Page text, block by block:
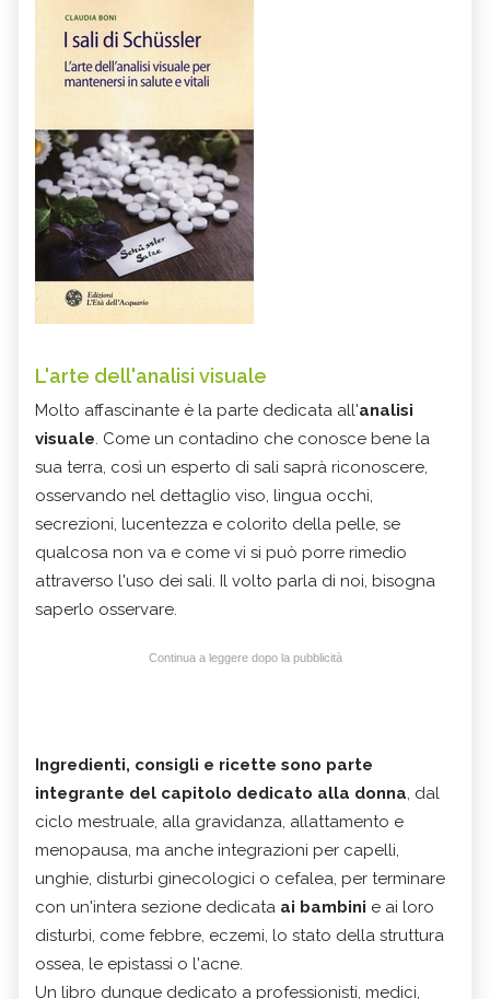
L'arte dell'analisi visuale
Molto affascinante è la parte dedicata all'analisi
visuale. Come un contadino che conosce bene la
sua terra, così un esperto di sali saprà riconoscere,
osservando nel dettaglio viso, lingua occhi,
secrezioni, lucentezza e colorito della pelle, se
qualcosa non va e come vi si può porre rimedio
attraverso l'uso dei sali. Il volto parla di noi, bisogna
saperlo osservare.
Continua a leggere dopo la pubblicità
Ingredienti, consigli e ricette sono parte
integrante del capitolo dedicato alla donna, dal
ciclo mestruale, alla gravidanza, allattamento e
menopausa, ma anche integrazioni per capelli,
unghie, disturbi ginecologici o cefalea, per terminare
con un'intera sezione dedicata ai bambini e ai loro
disturbi, come febbre, eczemi, lo stato della struttura
ossea, le epistassi o l'acne.
Un libro dunque dedicato a professionisti, medici,